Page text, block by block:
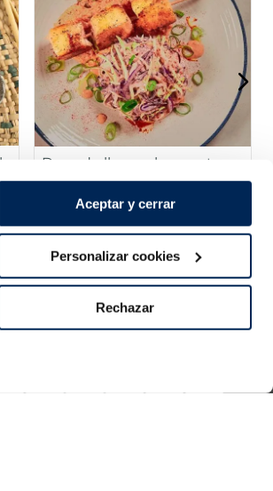
Aceptar y cerrar
Personalizar cookies
Rechazar
Daus de lluç en broqueta,
coleslaw i maionesa kimchi
Ver la receta